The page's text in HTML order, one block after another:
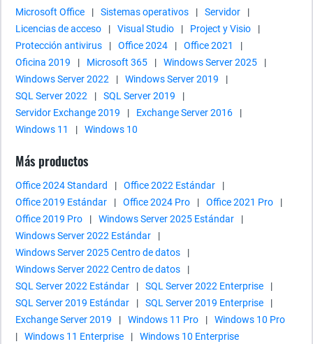
Microsoft Office | Sistemas operativos | Servidor
|
Licencias de acceso
| Visual Studio | Project y Visio
|
Protección antivirus
| Office 2024 | Office 2021
|
Oficina 2019
| Microsoft 365 | Windows Server 2025
|
Windows Server 2022
| Windows Server 2019
|
SQL Server 2022
| SQL Server 2019
|
Servidor Exchange 2019
| Exchange Server 2016
|
Windows 11
| Windows 10
Más productos
Office 2024 Standard | Office 2022 Estándar
|
Office 2019 Estándar
| Office 2024 Pro | Office 2021 Pro
|
Office 2019 Pro
| Windows Server 2025 Estándar
|
Windows Server 2022 Estándar
|
Windows Server 2025 Centro de datos
|
Windows Server 2022 Centro de datos
|
SQL Server 2022 Estándar
| SQL Server 2022 Enterprise
|
SQL Server 2019 Estándar
| SQL Server 2019 Enterprise
|
Exchange Server 2019
| Windows 11 Pro |
Windows 10 Pro
|
Windows 11 Enterprise | Windows 10 Enterprise